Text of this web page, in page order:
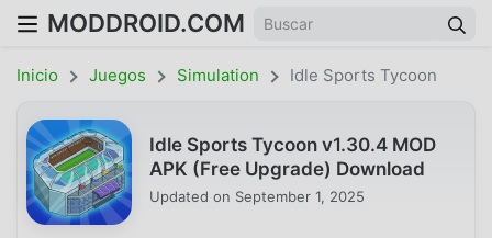
MODDROID.COM
Inicio Juegos Simulation Idle Sports Tycoon
Idle Sports Tycoon v1.30.4 MOD
APK (Free Upgrade) Download
Updated on September 1, 2025